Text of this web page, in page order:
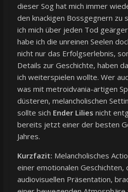
dieser Sog hat mich immer
den knackigen Bossgegnern zu
ich mich über jeden Tod
habe ich die unreinen Seelen
nicht nur das Erfolgserlebnis,
Details zur Geschichte, haben
ich weiterspielen wollte. Wer
was mit metroidvania-artigen
düsteren, melancholischen
sollte sich Ender Lilies nicht
bereits jetzt einer der besten
Jahres.
Kurzfazit: Melancholisches
einer emotionalen Geschichten,
audiovisuellen Präsentation,